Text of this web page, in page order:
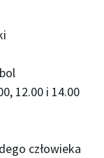
12.00 i 14.00
człowieka